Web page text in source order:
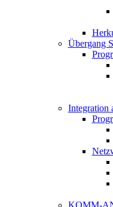
Übergang
Integration
KOMM-